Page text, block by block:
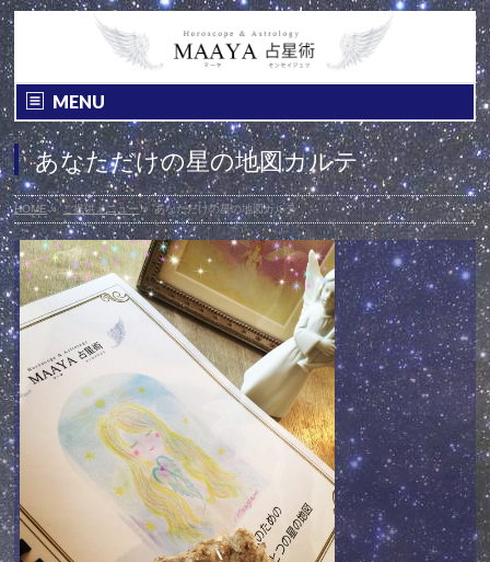
MENU
あなただけの星の地図カルテ
HOME» ご提供メニュー» あなただけの星の地図カルテ